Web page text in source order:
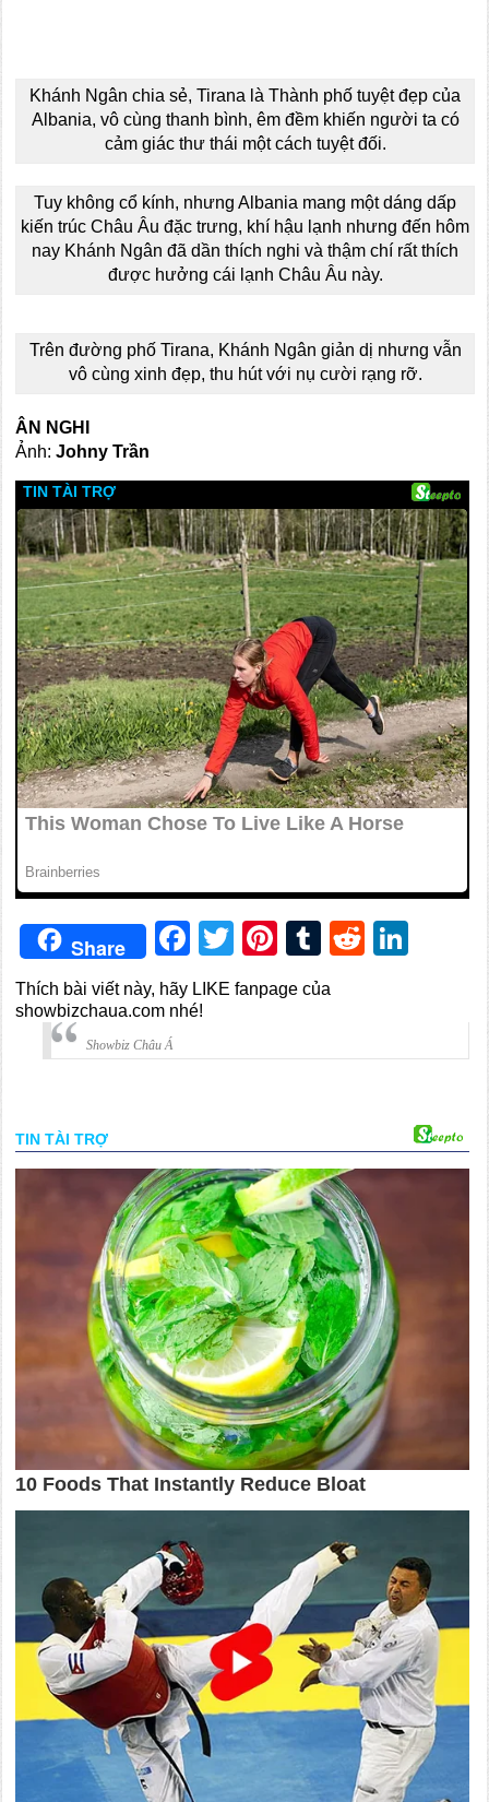
Khánh Ngân chia sẻ, Tirana là Thành phố tuyệt đẹp của
Albania, vô cùng thanh bình, êm đềm khiến người ta có
cảm giác thư thái một cách tuyệt đối.
Tuy không cổ kính, nhưng Albania mang một dáng dấp
kiến trúc Châu Âu đặc trưng, khí hậu lạnh nhưng đến hôm
nay Khánh Ngân đã dần thích nghi và thậm chí rất thích
được hưởng cái lạnh Châu Âu này.
Trên đường phố Tirana, Khánh Ngân giản dị nhưng vẫn
vô cùng xinh đẹp, thu hút với nụ cười rạng rỡ.
ÂN NGHI
Ảnh:Johny Trần
Share Facebook
TwitterPinterest
TumblrReddit
Thích bài viết này, hãy LIKE fanpage của
showbizchaua.com nhé!
Showbiz Châu Á